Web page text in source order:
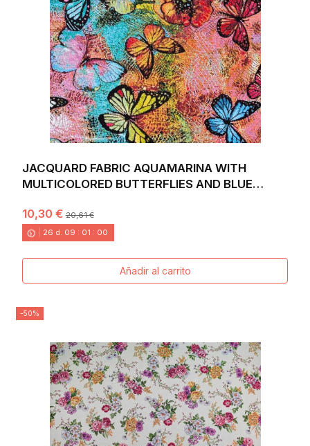
JACQUARD FABRIC AQUAMARINA WITH
MULTICOLORED BUTTERFLIES AND BLUE
10,30 €20,61 €
26 d. 09 : 00 :58
Añadir al carrito
-50%